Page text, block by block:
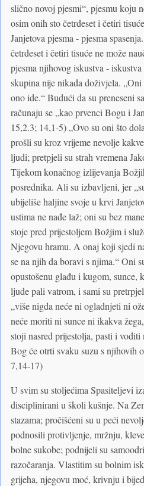
slično novoj pjesmi“, pjesmu koju
osim onih sto četrdeset i četiri
Janjetova pjesma - pjesma
četrdeset i četiri tisuće ne može
pjesma njihovog iskustva -
skupina nije nikada doživjela. „Oni
ono ide.“ Budući da su preneseni
računaju se „kao prvenci Bogu i
15,2.3; 14,1-5) „Ovo su oni što
prošli su kroz vrijeme nevolje
ljudi; pretpjeli su strah vremena
Tijekom konačnog izlijevanja
posrednika. Ali su izbavljeni, jer
ubijeliše haljine svoje u krvi
ustima ne nađe laž; oni su bez
stoje pred prijestoljem Božjim i
Njegovu hramu. A onaj koji sjedi
se na njih da boravi s njima.“ Oni
opustošenu glađu i kugom, sunce,
ljude pali vatrom, i sami su
„više nigda neće ni ogladnjeti ni
neće moriti ni sunce ni ikakva
stoji nasred prijestolja, pasti i
Bog će otrti svaku suzu s njihovih
7,14-17)
U svim su stoljećima Spasiteljevi
disciplinirani u školi kušnje. Na
stazama; pročišćeni su u peći
podnosili protivljenje, mržnju,
bolne sukobe; podnijeli su
razočaranja. Vlastitim su bolnim
grijeha, njegovu moć, krivnju i